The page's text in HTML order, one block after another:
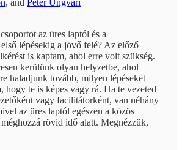
az üres laptól és a
lépésekig a jövő felé? Az előző
is kaptam, ahol erre volt szükség.
kerülünk olyan helyzetbe, ahol
haladjunk tovább, milyen lépéseket
hogy te is képes vagy rá. Ha te vezeted
vagy facilitátorként, van néhány
az üres laptól egészen a közös
rövid idő alatt. Megnézzük,